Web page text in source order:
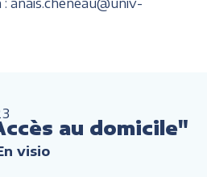
au domicile"
visio